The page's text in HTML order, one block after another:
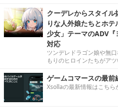
クーデレからスタイ
りな人外娘たちとホ
少女」テーマのADV
対応
ツンデレドラゴン娘や無
もりのヒロインたちがアツ
ゲームコマースの最
Xsollaの最新情報はこちら